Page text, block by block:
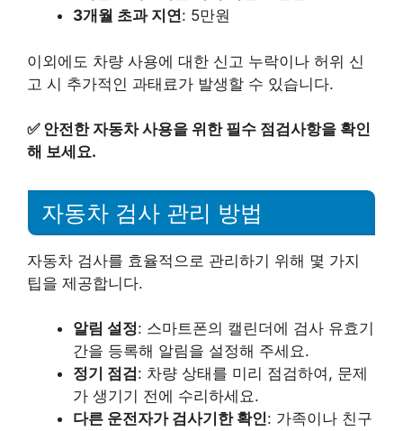
3개월 초과 지연: 5만원
이외에도 차량 사용에 대한 신고 누락이나 허위 신
고 시 추가적인 과태료가 발생할 수 있습니다.
✅ 안전한 자동차 사용을 위한 필수 점검사항을 확인
해 보세요.
자동차 검사 관리 방법
자동차 검사를 효율적으로 관리하기 위해 몇 가지
팁을 제공합니다.
알림 설정: 스마트폰의 캘린더에 검사 유효기
간을 등록해 알림을 설정해 주세요.
정기 점검 : 차량 상태를 미리 점검하여, 문제
가 생기기 전에 수리하세요.
다른 운전자가 검사기한 확인: 가족이나 친구